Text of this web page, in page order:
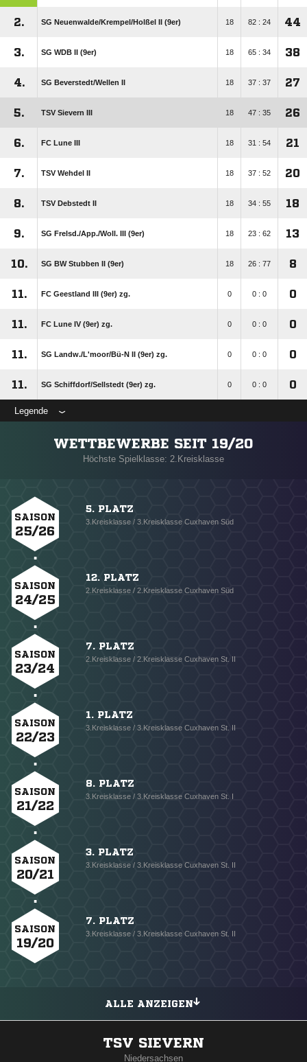
2. SG Neuenwalde/​Krempel/​Holßel II (9er) 18 82 : 24 44
3. SG WDB II (9er) 18 65 : 34 38
4. SG Beverstedt/​Wellen II 18 37 : 37 27
5. TSV Sievern III 18 47 : 35 26
6. FC Lune III 18 31 : 54 21
7. TSV Wehdel II 18 37 : 52 20
8. TSV Debstedt II 18 34 : 55 18
9. SG Frelsd./​App./​Woll. III (9er) 18 23 : 62 13
10. SG BW Stubben II (9er) 18 26 : 77 8
11. FC Geestland III (9er) zg. 0 0 : 0 0
11. FC Lune IV (9er) zg. 0 0 : 0 0
11. SG Landw./​L'moor/​Bü-N II (9er) zg. 0 0 : 0 0
11. SG Schiffdorf/​Sellstedt (9er) zg. 0 0 : 0 0
Legende
WETTBEWERBE SEIT 19/20
Höchste Spielklasse: 2.Kreisklasse
SAISON
25/26
5. PLATZ
3.Kreisklasse / 3.Kreisklasse Cuxhaven Süd
SAISON
24/25
12. PLATZ
2.Kreisklasse / 2.Kreisklasse Cuxhaven Süd
SAISON
23/24
7. PLATZ
2.Kreisklasse / 2.Kreisklasse Cuxhaven St. II
SAISON
22/23
1. PLATZ
3.Kreisklasse / 3.Kreisklasse Cuxhaven St. II
SAISON
21/22
8. PLATZ
3.Kreisklasse / 3.Kreisklasse Cuxhaven St. I
SAISON
20/21
3. PLATZ
3.Kreisklasse / 3.Kreisklasse Cuxhaven St. II
SAISON
19/20
7. PLATZ
3.Kreisklasse / 3.Kreisklasse Cuxhaven St. II
ALLE ANZEIGEN
TSV SIEVERN
Niedersachsen